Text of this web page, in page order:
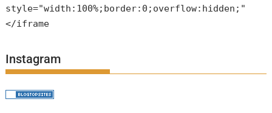
style="width:100%;border:0;overflow:hidden;"
</iframe
Instagram